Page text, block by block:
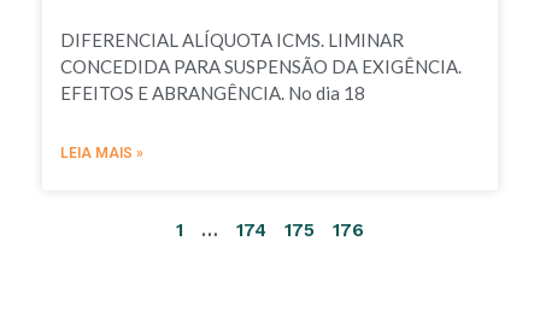
DIFERENCIAL ALÍQUOTA ICMS. LIMINAR
CONCEDIDA PARA SUSPENSÃO DA EXIGÊNCIA.
EFEITOS E ABRANGÊNCIA. No dia 18
LEIA MAIS »
1 … 174 175 176